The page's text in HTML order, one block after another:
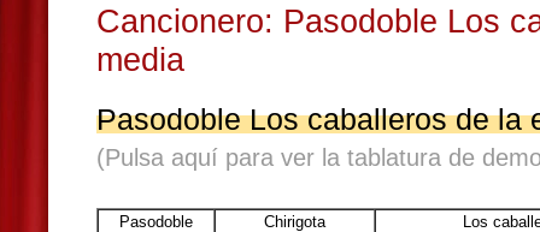
Cancionero: Pasodoble Los
media
Pasodoble Los caballeros de la
(Pulsa aquí para ver la tablatura de
Pasodoble Chirigota
Los